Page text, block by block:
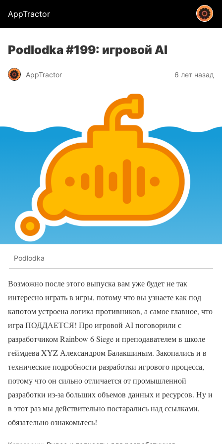
AppTractor
Podlodka #199: игровой AI
AppTractor 6 лет назад
Podlodka
Возможно после этого выпуска вам уже будет не так
интересно играть в игры, потому что вы узнаете как под
капотом устроена логика противников, а самое главное, что
игра ПОДДАЕТСЯ! Про игровой AI поговорили с
разработчиком Rainbow 6 Siege и преподавателем в школе
геймдева XYZ Александром Балакшиным. Закопались и в
технические подробности разработки игрового процесса,
потому что он сильно отличается от промышленной
разработки из-за больших объемов данных и ресурсов. Ну и
в этот раз мы действительно постарались над ссылками,
обязательно ознакомьтесь!